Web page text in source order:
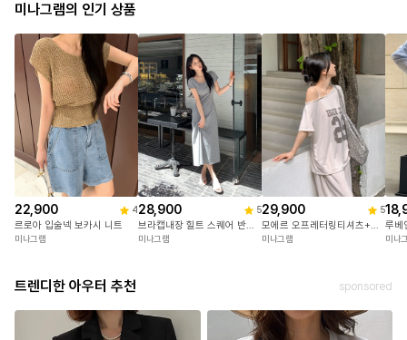
미나그램의 인기 상품
22,900 4
르로아 입술넥 보카시 니트
미나그램
28,900 5
브라캡내장 힐트 스퀘어 반팔캡원피스
미나그램
29,900 5
모에르 오프레터링티셔츠+트레이닝팬츠세트
미나그램
루베
미나
트렌디한 아우터 추천 sponsored